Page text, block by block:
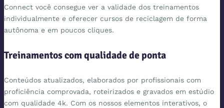
Connect você consegue ver a validade dos treinamentos
individualmente e oferecer cursos de reciclagem de forma
autônoma e em poucos cliques.
Treinamentos com qualidade de ponta
Conteúdos atualizados, elaborados por profissionais com
proficiência comprovada, roteirizados e gravados em estúdio
com qualidade 4k. Com os nossos elementos interativos, o